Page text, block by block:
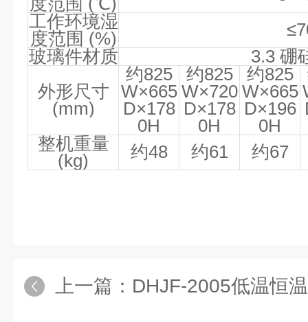
工作环境湿
度范围 (%)
玻璃件材质
3.3 硼
外形尺寸
(mm)
约825
W×665
D×178
0H
约825
W×720
D×178
0H
约825
W×665
D×196
0H
整机重量
(kg)
约48 约61 约67
上一篇： DHJF-2005低温恒温